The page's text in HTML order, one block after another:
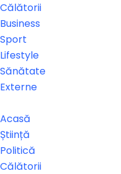
Călătorii
Business
Sport
Lifestyle
Sănătate
Externe
Acasă
Știință
Politică
Călătorii